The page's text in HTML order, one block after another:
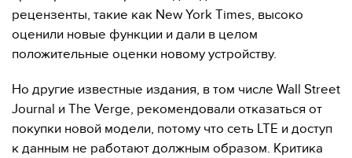
рецензенты, такие как New York Times, высоко
оценили новые функции и дали в целом
положительные оценки новому устройству.
Но другие известные издания, в том числе Wall Street
Journal и The Verge, рекомендовали отказаться от
покупки новой модели, потому что сеть LTE и доступ
к данным не работают должным образом. Критика